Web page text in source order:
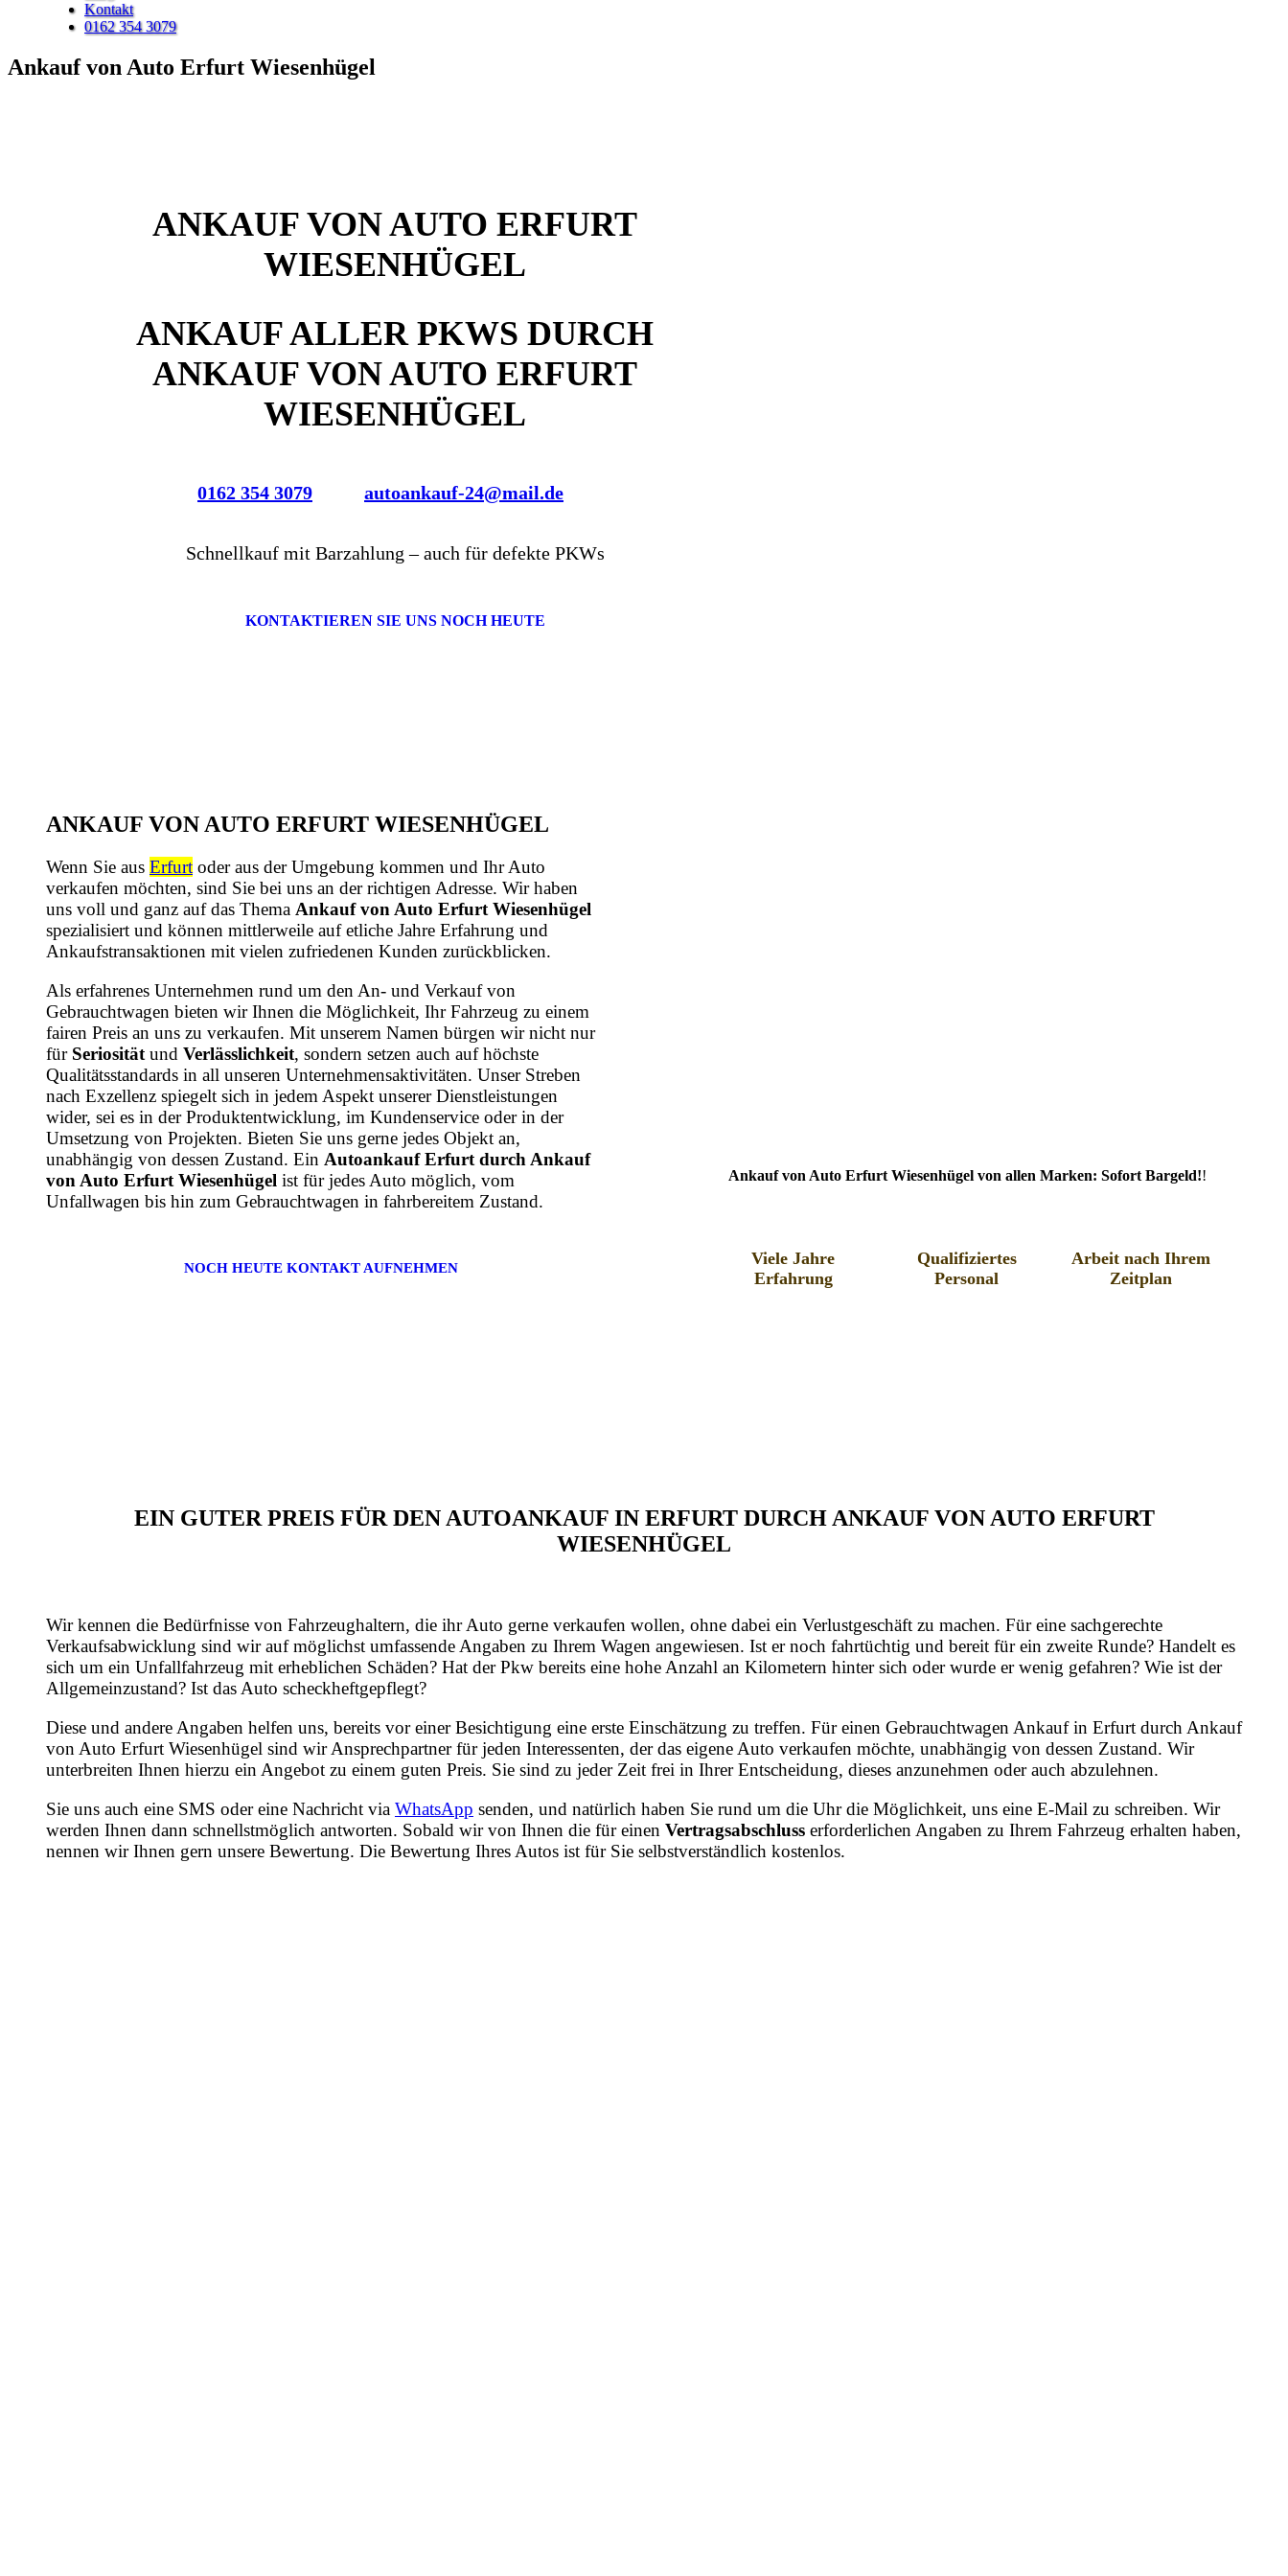
Kontakt
0162 354 3079
Ankauf von Auto Erfurt Wiesenhügel
ANKAUF VON AUTO ERFURT
WIESENHÜGEL
ANKAUF ALLER PKWS DURCH
ANKAUF VON AUTO ERFURT
WIESENHÜGEL
0162 354 3079 autoankauf-24@mail.de
Schnellkauf mit Barzahlung – auch für defekte PKWs
KONTAKTIEREN SIE UNS NOCH HEUTE
ANKAUF VON AUTO ERFURT WIESENHÜGEL
Wenn Sie aus Erfurt oder aus der Umgebung kommen und Ihr Auto
verkaufen möchten, sind Sie bei uns an der richtigen Adresse. Wir haben
uns voll und ganz auf das Thema Ankauf von Auto Erfurt Wiesenhügel
spezialisiert und können mittlerweile auf etliche Jahre Erfahrung und
Ankaufstransaktionen mit vielen zufriedenen Kunden zurückblicken.
Als erfahrenes Unternehmen rund um den An- und Verkauf von
Gebrauchtwagen bieten wir Ihnen die Möglichkeit, Ihr Fahrzeug zu einem
fairen Preis an uns zu verkaufen. Mit unserem Namen bürgen wir nicht nur
für Seriosität und Verlässlichkeit, sondern setzen auch auf höchste
Qualitätsstandards in all unseren Unternehmensaktivitäten. Unser Streben
nach Exzellenz spiegelt sich in jedem Aspekt unserer Dienstleistungen
wider, sei es in der Produktentwicklung, im Kundenservice oder in der
Umsetzung von Projekten. Bieten Sie uns gerne jedes Objekt an,
unabhängig von dessen Zustand. Ein Autoankauf Erfurt durch Ankauf
von Auto Erfurt Wiesenhügel ist für jedes Auto möglich, vom
Unfallwagen bis hin zum Gebrauchtwagen in fahrbereitem Zustand.
NOCH HEUTE KONTAKT AUFNEHMEN
Ankauf von Auto Erfurt Wiesenhügel von allen Marken: Sofort Bargeld!!
Viele Jahre
Erfahrung
Qualifiziertes
Personal
Arbeit nach Ihrem
Zeitplan
EIN GUTER PREIS FÜR DEN AUTOANKAUF IN ERFURT DURCH ANKAUF VON AUTO ERFURT
WIESENHÜGEL
Wir kennen die Bedürfnisse von Fahrzeughaltern, die ihr Auto gerne verkaufen wollen, ohne dabei ein Verlustgeschäft zu machen. Für eine sachgerechte
Verkaufsabwicklung sind wir auf möglichst umfassende Angaben zu Ihrem Wagen angewiesen. Ist er noch fahrtüchtig und bereit für ein zweite Runde? Handelt es
sich um ein Unfallfahrzeug mit erheblichen Schäden? Hat der Pkw bereits eine hohe Anzahl an Kilometern hinter sich oder wurde er wenig gefahren? Wie ist der
Allgemeinzustand? Ist das Auto scheckheftgepflegt?
Diese und andere Angaben helfen uns, bereits vor einer Besichtigung eine erste Einschätzung zu treffen. Für einen Gebrauchtwagen Ankauf in Erfurt durch Ankauf
von Auto Erfurt Wiesenhügel sind wir Ansprechpartner für jeden Interessenten, der das eigene Auto verkaufen möchte, unabhängig von dessen Zustand. Wir
unterbreiten Ihnen hierzu ein Angebot zu einem guten Preis. Sie sind zu jeder Zeit frei in Ihrer Entscheidung, dieses anzunehmen oder auch abzulehnen.
Sie uns auch eine SMS oder eine Nachricht via WhatsApp senden, und natürlich haben Sie rund um die Uhr die Möglichkeit, uns eine E-Mail zu schreiben. Wir
werden Ihnen dann schnellstmöglich antworten. Sobald wir von Ihnen die für einen Vertragsabschluss erforderlichen Angaben zu Ihrem Fahrzeug erhalten haben,
nennen wir Ihnen gern unsere Bewertung. Die Bewertung Ihres Autos ist für Sie selbstverständlich kostenlos.